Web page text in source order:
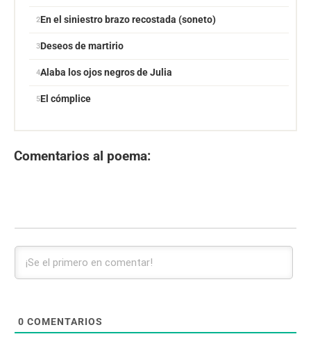
En el siniestro brazo recostada (soneto)
Deseos de martirio
Alaba los ojos negros de Julia
El cómplice
Comentarios al poema:
0 COMENTARIOS